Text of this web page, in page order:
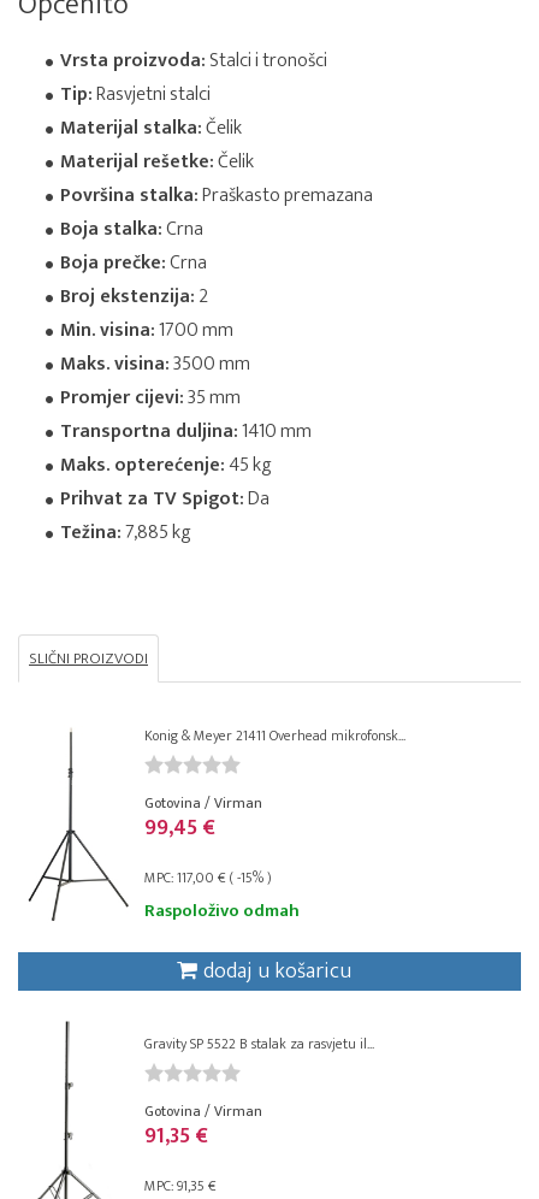
Vrsta proizvoda:Stalci i tronošci
Tip:Rasvjetni stalci
Materijal stalka:Čelik
Materijal rešetke:Čelik
Površina stalka:Praškasto premazana
Boja stalka:Crna
Boja prečke:Crna
Broj ekstenzija:2
Min. visina:1700 mm
Maks. visina:3500 mm
Promjer cijevi:35 mm
Transportna duljina:1410 mm
Maks. opterećenje:45 kg
Prihvat za TV Spigot:Da
Težina:7,885 kg
SLIČNI PROIZVODI
Konig & Meyer 21411 Overhead mikrofonsk...
Gotovina / Virman
99,45 €
MPC: 117,00 € ( -15% )
Raspoloživo odmah
dodaj u košaricu
Gravity SP 5522 B stalak za rasvjetu il...
Gotovina / Virman
91,35 €
MPC: 91,35 €